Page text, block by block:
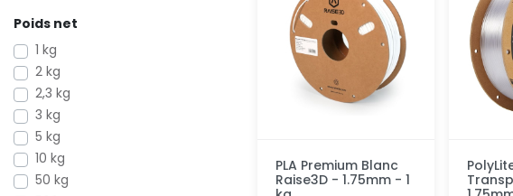
Poids net
1 kg
2 kg
2,3 kg
3 kg
5 kg
10 kg
50 kg
PLA Premium Blanc
Raise3D - 1.75mm - 1